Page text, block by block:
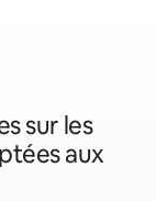
sur les
aux